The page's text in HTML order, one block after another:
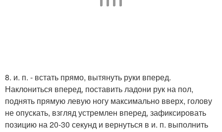
8. и. п. - встать прямо, вытянуть руки вперед.
Наклониться вперед, поставить ладони рук на пол,
поднять прямую левую ногу максимально вверх, голову
не опускать, взгляд устремлен вперед, зафиксировать
позицию на 20-30 секунд и вернуться в и. п. выполнить